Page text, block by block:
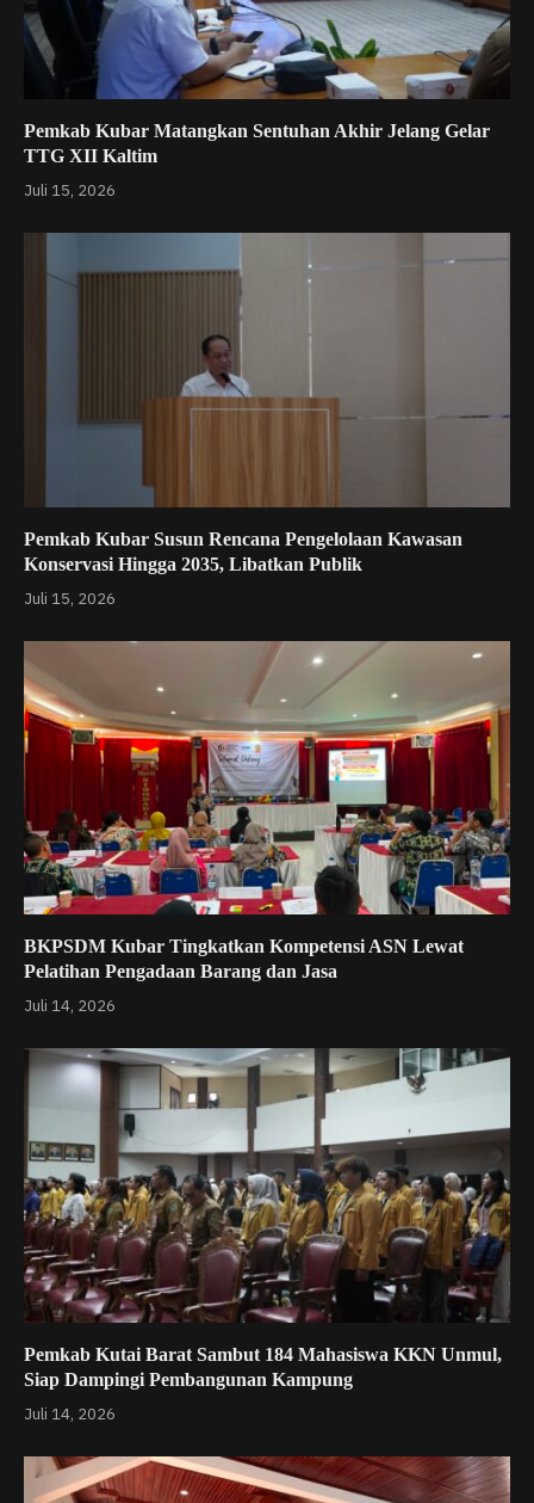
Pemkab Kubar Matangkan Sentuhan Akhir Jelang Gelar
TTG XII Kaltim
Juli 15, 2026
Pemkab Kubar Susun Rencana Pengelolaan Kawasan
Konservasi Hingga 2035, Libatkan Publik
Juli 15, 2026
BKPSDM Kubar Tingkatkan Kompetensi ASN Lewat
Pelatihan Pengadaan Barang dan Jasa
Juli 14, 2026
Pemkab Kutai Barat Sambut 184 Mahasiswa KKN Unmul,
Siap Dampingi Pembangunan Kampung
Juli 14, 2026